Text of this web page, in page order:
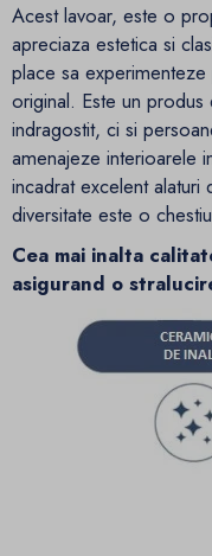
Acest lavoar, este o
apreciaza estetica si
place sa
original. Este un
indragostit, ci si
amenajeze interioarele
incadrat excelent
diversitate este o
Cea mai inalta
asigurand o